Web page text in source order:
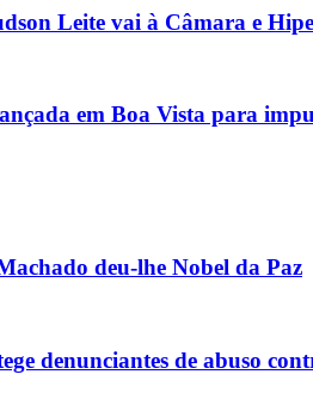
Leite vai à Câmara e
em Boa Vista para
deu-lhe Nobel da Paz
denunciantes de abuso